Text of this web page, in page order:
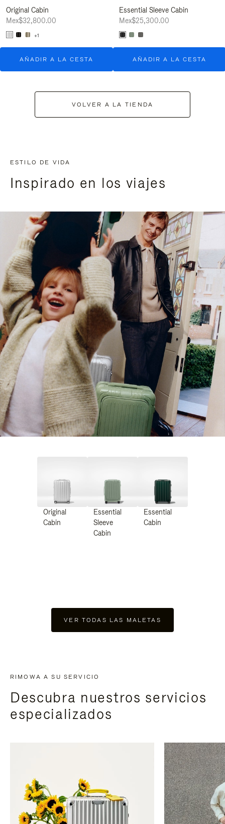
Original Cabin
Mex$32,800.00
+1
AÑADIR A LA CESTA
Essential Sleeve Cabin
Mex$25,300.00
AÑADIR A LA CESTA
VOLVER A LA TIENDA
ESTILO DE VIDA
Inspirado en los viajes
Original
Cabin
Essential
Sleeve
Cabin
Essential
Cabin
VER TODAS LAS MALETAS
RIMOWA A SU SERVICIO
Descubra nuestros servicios
especializados